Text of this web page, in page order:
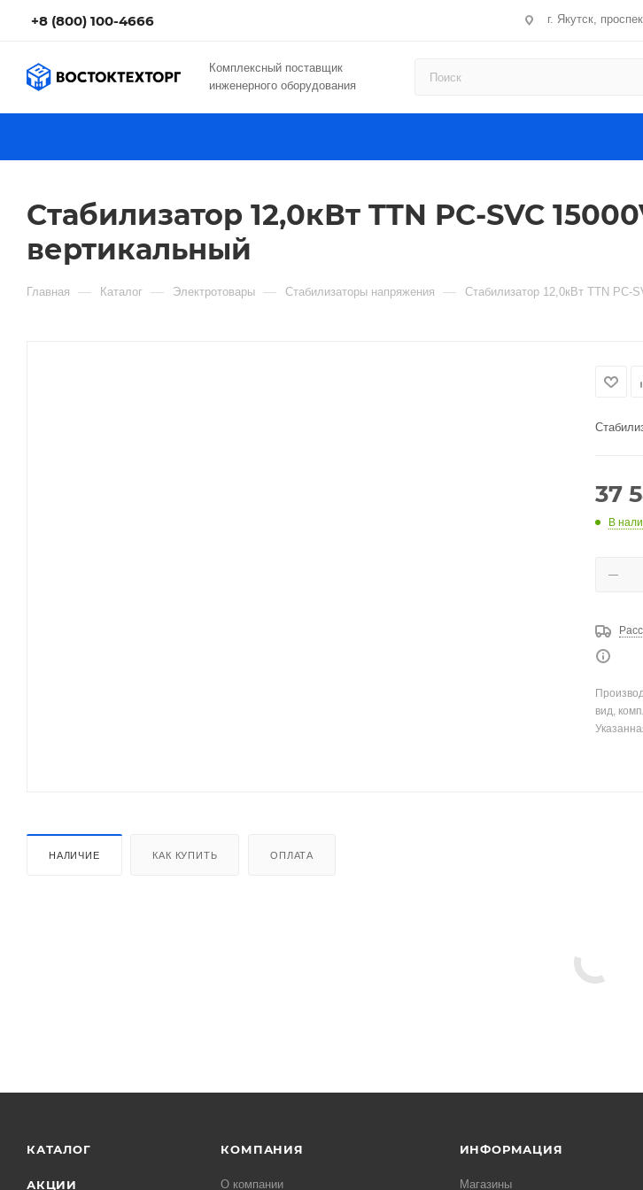
+8 (800) 100-4666 г. Якутск,
Комплексный поставщик
инженерного оборудования
Стабилизатор 12,0кВт TTN PC-SVC
вертикальный
Главная — Каталог — Электротовары — Стабилизаторы напряжения — Стабилизатор 12,0кВт TTN PC-
37
В
вид,
НАЛИЧИЕ КАК КУПИТЬ ОПЛАТА
КАТАЛОГ
АКЦИИ
КОМПАНИЯ
О компании
ИНФОРМАЦИЯ
Магазины